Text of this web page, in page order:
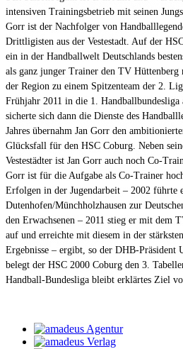
intensiven Trainingsbetrieb mit seinen
Gorr ist der Nachfolger von
Drittligisten aus der Vestestadt. Auf der
ein in der Handballwelt Deutschlands
als ganz junger Trainer den TV Hüttenberg
der Region zu einem Spitzenteam der 2.
Frühjahr 2011 in die 1. Handballbundesliga
sicherte sich dann die Dienste des
Jahres übernahm Jan Gorr den
Glücksfall für den HSC Coburg. Neben
Vestestädter ist Jan Gorr auch noch Co-
Gorr ist für die Aufgabe als Co-Trainer
Erfolgen in der Jugendarbeit – 2002 führte
Dutenhofen/Münchholzhausen zur
den Erwachsenen – 2011 stieg er mit dem
auf und erreichte mit diesem in der
Ergebnisse – ergibt, so der DHB-Präsident
belegt der HSC 2000 Coburg den 3.
Handball-Bundesliga bleibt erklärtes Ziel